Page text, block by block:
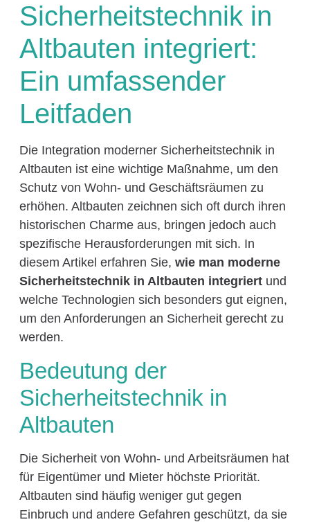
Sicherheitstechnik in
Altbauten integriert:
Ein umfassender
Leitfaden
Die Integration moderner Sicherheitstechnik in
Altbauten ist eine wichtige Maßnahme, um den
Schutz von Wohn- und Geschäftsräumen zu
erhöhen. Altbauten zeichnen sich oft durch ihren
historischen Charme aus, bringen jedoch auch
spezifische Herausforderungen mit sich. In
diesem Artikel erfahren Sie, wie man moderne
Sicherheitstechnik in Altbauten integriertund
welche Technologien sich besonders gut eignen,
um den Anforderungen an Sicherheit gerecht zu
werden.
Bedeutung der
Sicherheitstechnik in
Altbauten
Die Sicherheit von Wohn- und Arbeitsräumen hat
für Eigentümer und Mieter höchste Priorität.
Altbauten sind häufig weniger gut gegen
Einbruch und andere Gefahren geschützt, da sie